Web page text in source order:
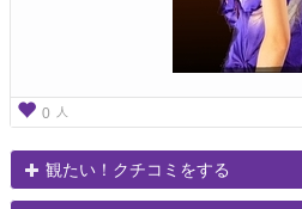
0 人
観たい！クチコミをする